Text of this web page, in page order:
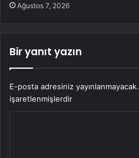
Ağustos 7, 2026
Bir yanıt yazın
E-posta adresiniz yayınlanmayacak.
işaretlenmişlerdir